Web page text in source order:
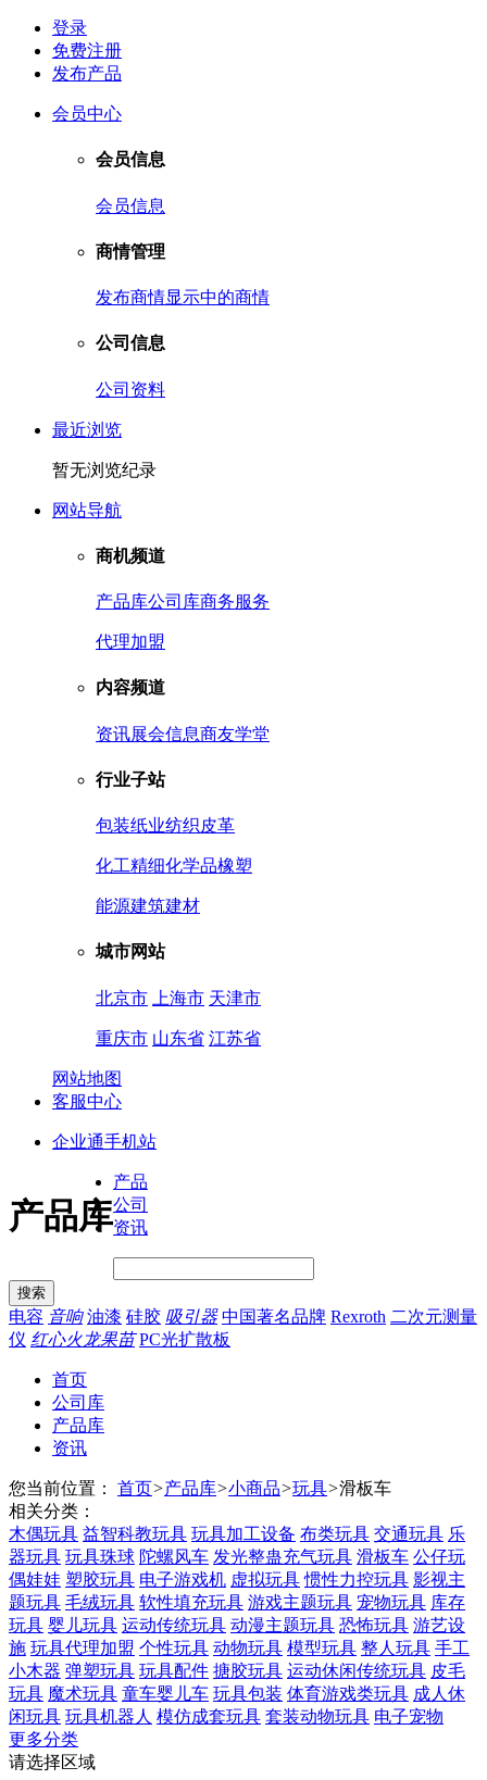
登录
免费注册
发布产品
会员中心
会员信息
会员信息
商情管理
发布商情显示中的商情
公司信息
公司资料
最近浏览
暂无浏览纪录
网站导航
商机频道
产品库公司库商务服务
代理加盟
内容频道
资讯展会信息商友学堂
行业子站
包装纸业纺织皮革
化工精细化学品橡塑
能源建筑建材
城市网站
北京市 上海市 天津市
重庆市 山东省 江苏省
网站地图
客服中心
企业通手机站
产品库
产品
公司
资讯
电容 音响 油漆 硅胶 吸引器 中国著名品牌 Rexroth 二次元测量
仪 红心火龙果苗 PC光扩散板
首页
公司库
产品库
资讯
您当前位置： 首页>产品库>小商品>玩具>滑板车
相关分类：
木偶玩具 益智科教玩具 玩具加工设备 布类玩具 交通玩具 乐
器玩具 玩具珠球 陀螺风车 发光整蛊充气玩具 滑板车 公仔玩
偶娃娃 塑胶玩具 电子游戏机 虚拟玩具 惯性力控玩具 影视主
题玩具 毛绒玩具 软性填充玩具 游戏主题玩具 宠物玩具 库存
玩具 婴儿玩具 运动传统玩具 动漫主题玩具 恐怖玩具 游艺设
施 玩具代理加盟 个性玩具 动物玩具 模型玩具 整人玩具 手工
小木器 弹塑玩具 玩具配件 搪胶玩具 运动休闲传统玩具 皮毛
玩具 魔术玩具 童车婴儿车 玩具包装 体育游戏类玩具 成人休
闲玩具 玩具机器人 模仿成套玩具 套装动物玩具 电子宠物
更多分类
请选择区域